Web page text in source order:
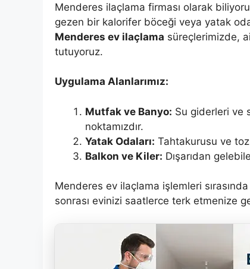
Menderes ilaçlama firması olarak
gezen bir kalorifer böceği veya yatak
Menderes ev ilaçlama süreçlerimizde,
tutuyoruz.
Uygulama Alanlarımız:
Mutfak ve Banyo: Su giderleri ve
noktamızdır.
Yatak Odaları: Tahtakurusu ve
Balkon ve Kiler: Dışarıdan
Menderes ev ilaçlama işlemleri
sonrası evinizi saatlerce terk etmenize